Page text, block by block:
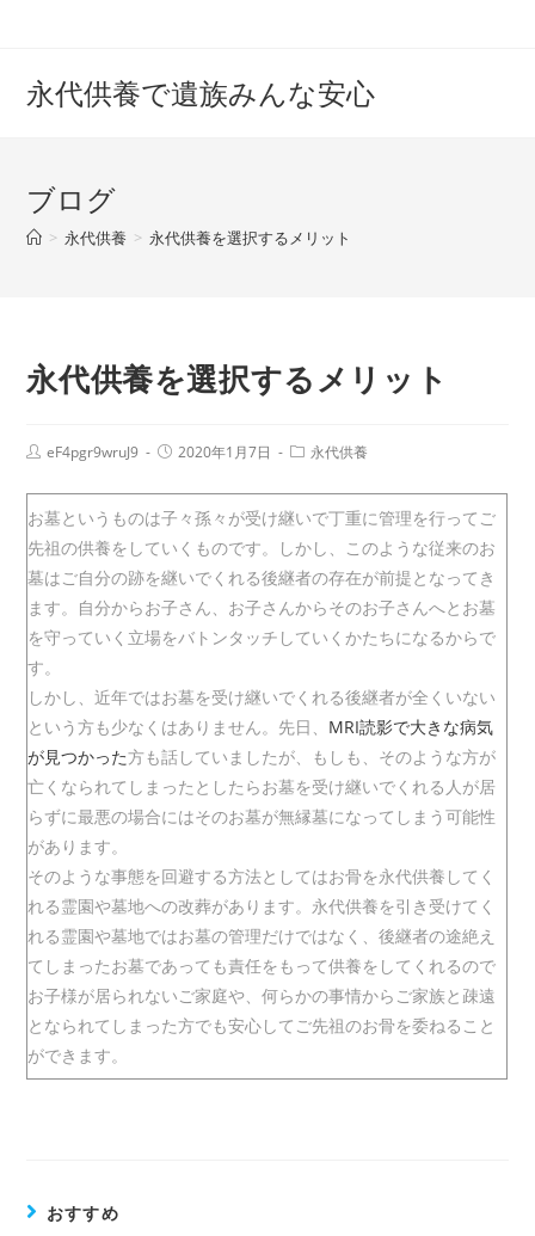
永代供養で遺族みんな安心
ブログ
> 永代供養 > 永代供養を選択するメリット
永代供養を選択するメリット
投 eF4pgr9wruJ9
投
日:
2020年1月7日
投
ゴ
リ
ー:
永代供養
お墓というものは子々孫々が受け継いで丁重に管理を行ってご
先祖の供養をしていくものです。しかし、このような従来のお
墓はご自分の跡を継いでくれる後継者の存在が前提となってき
ます。自分からお子さん、お子さんからそのお子さんへとお墓
を守っていく立場をバトンタッチしていくかたちになるからで
す。
しかし、近年ではお墓を受け継いでくれる後継者が全くいない
という方も少なくはありません。先日、 MRI読影で大きな病気
が見つかった方も話していましたが、もしも、そのような方が
亡くなられてしまったとしたらお墓を受け継いでくれる人が居
らずに最悪の場合にはそのお墓が無縁墓になってしまう可能性
があります。
そのような事態を回避する方法としてはお骨を永代供養してく
れる霊園や墓地への改葬があります。永代供養を引き受けてく
れる霊園や墓地ではお墓の管理だけではなく、後継者の途絶え
てしまったお墓であっても責任をもって供養をしてくれるので
お子様が居られないご家庭や、何らかの事情からご家族と疎遠
となられてしまった方でも安心してご先祖のお骨を委ねること
ができます。
おすすめ